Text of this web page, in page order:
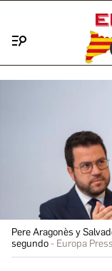
Pere Aragonès y
segundo
Europa Press